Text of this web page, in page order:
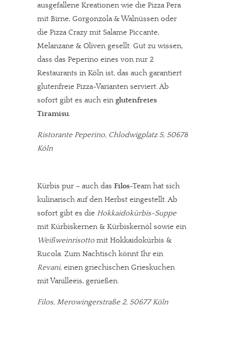
ausgefallene Kreationen wie die Pizza Pera
mit Birne, Gorgonzola & Walnüssen oder
die Pizza Crazy mit Salame Piccante,
Melanzane & Oliven gesellt. Gut zu wissen,
dass das Peperino eines von nur 2
Restaurants in Köln ist, das auch garantiert
glutenfreie Pizza-Varianten serviert. Ab
sofort gibt es auch ein glutenfreies
Tiramisu.
Ristorante Peperino, Chlodwigplatz 5, 50678
Köln
Kürbis pur – auch das Filos-Team hat sich
kulinarisch auf den Herbst eingestellt. Ab
sofort gibt es die Hokkaidokürbis-Suppe
mit Kürbiskernen & Kürbiskernöl sowie ein
Weißweinrisotto mit Hokkaidokürbis &
Rucola. Zum Nachtisch könnt Ihr ein
Revani, einen griechischen Grieskuchen
mit Vanilleeis, genießen.
Filos, Merowingerstraße 2, 50677 Köln